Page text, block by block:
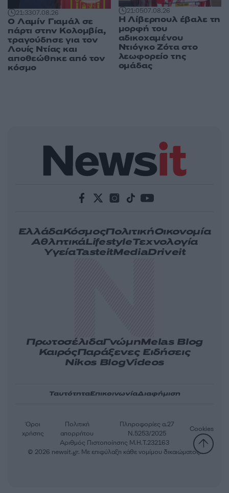
21:3307.08.26
Ο Λαμίν Γιαμάλ σε
πάρτι στην Κολομβία,
τραγούδησε για τον
Λουίς Ντίας και
αποθεώθηκε από τον
κόσμο
21:0507.08.26
Η Λίβερπουλ έβαλε τη
μορφή του
αδικοχαμένου
Ντιόγκο Ζότα στο
λεωφορείο της
ομάδας
ΕλλάδαΚόσμοςΠολιτικήΟικονομία
ΑθλητικάLifestyleΤεχνολογία
ΥγείαTasteitMediaDriveit
ΠρωτοσέλιδαΓνώμηMelas Blog
ΚαιρόςΠαράξενες Ειδήσεις
Nikos BlogVideos
ΤαυτότηταΕπικοινωνίαΔιαφήμιση
Αριθμός Πιστοποίησης Μ.Η.Τ.232163
Όροι
χρήσης
Πολιτική
απορρήτου
Πληροφορίες α.27
Ν.5253/2025
Cookies
© 2026 newsit.gr. Με επιφύλαξη κάθε νομίμου δικαιώματος.